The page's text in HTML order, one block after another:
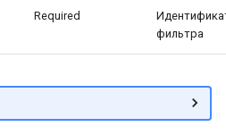
Required
фильтра